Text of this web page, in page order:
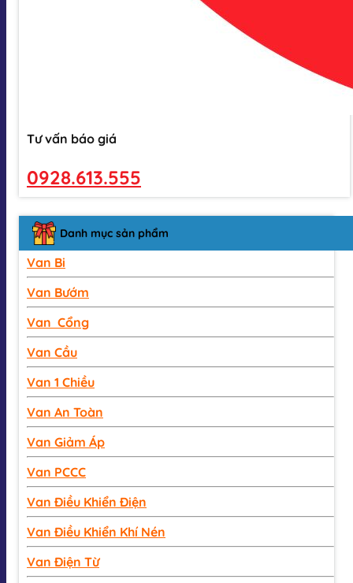
Tư vấn báo giá
0928.613.555
Danh mục sản phẩm
Van Bi
Van Bướm
Van Cổng
Van Cầu
Van 1 Chiều
Van An Toàn
Van Giảm Áp
Van PCCC
Van Điều Khiển Điện
Van Điều Khiển Khí Nén
Van Điện Từ